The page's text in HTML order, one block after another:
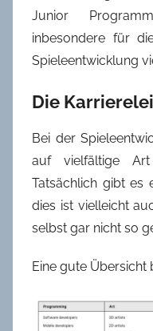
Junior
inbesondere für
Spieleentwicklung
Die
Bei der
auf vielfältige Art
Tatsächlich gibt es
dies ist vielleicht
selbst gar nicht so
Eine gute Übersicht